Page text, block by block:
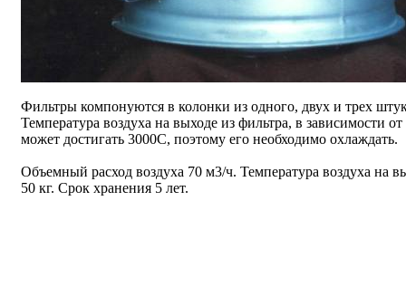
Фильтры компонуются в колонки из одного, двух и трех
Температура воздуха на выходе из фильтра, в зависимости
может достигать 3000С, поэтому его необходимо охлаждать.
Объемный расход воздуха 70 м3/ч. Температура воздуха на
50 кг. Срок хранения 5 лет.